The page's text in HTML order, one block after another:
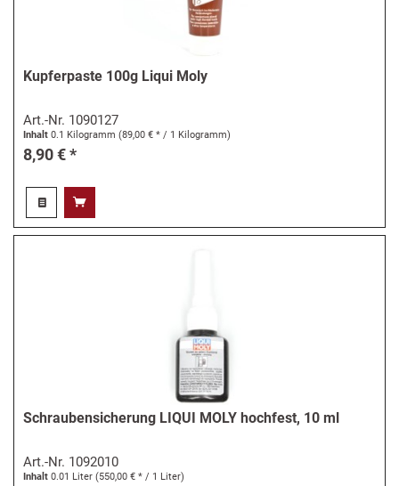
Kupferpaste 100g Liqui Moly
Art.-Nr. 1090127
Inhalt0.1 Kilogramm(89,00 € * / 1 Kilogramm)
8,90 € *
Schraubensicherung LIQUI MOLY hochfest, 10 ml
Art.-Nr. 1092010
Inhalt0.01 Liter(550,00 € * / 1 Liter)